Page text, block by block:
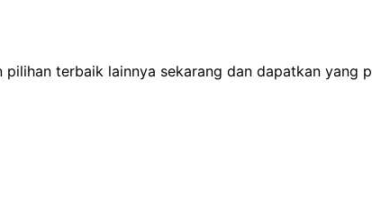
terbaik lainnya sekarang dan dapatkan yang